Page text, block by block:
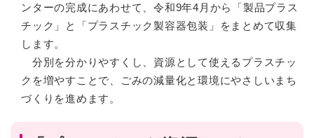
ンターの完成にあわせて、令和9年4月から「製品プラス
チック」と「プラスチック製容器包装」をまとめて収集
します。
分別を分かりやすくし、資源として使えるプラスチッ
クを増やすことで、ごみの減量化と環境にやさしいまち
づくりを進めます。